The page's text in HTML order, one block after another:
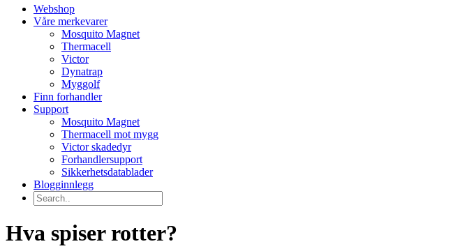
Webshop
Våre merkevarer
Mosquito Magnet
Thermacell
Victor
Dynatrap
Myggolf
Finn forhandler
Support
Mosquito Magnet
Thermacell mot mygg
Victor skadedyr
Forhandlersupport
Sikkerhetsdatablader
Blogginnlegg
Hva spiser rotter?